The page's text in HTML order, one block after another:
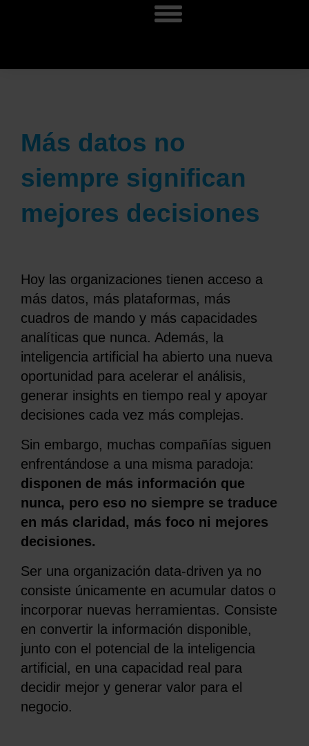
Más datos no
siempre significan
mejores decisiones
Hoy las organizaciones tienen acceso a
más datos, más plataformas, más
cuadros de mando y más capacidades
analíticas que nunca. Además, la
inteligencia artificial ha abierto una nueva
oportunidad para acelerar el análisis,
generar insights en tiempo real y apoyar
decisiones cada vez más complejas.
Sin embargo, muchas compañías siguen
enfrentándose a una misma paradoja:
disponen de más información que
nunca, pero eso no siempre se traduce
en más claridad, más foco ni mejores
decisiones.
Ser una organización data-driven ya no
consiste únicamente en acumular datos o
incorporar nuevas herramientas. Consiste
en convertir la información disponible,
junto con el potencial de la inteligencia
artificial, en una capacidad real para
decidir mejor y generar valor para el
negocio.